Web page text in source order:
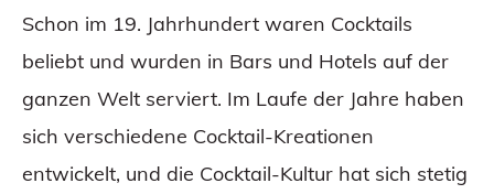
Schon im 19. Jahrhundert waren Cocktails
beliebt und wurden in Bars und Hotels auf der
ganzen Welt serviert. Im Laufe der Jahre haben
sich verschiedene Cocktail-Kreationen
entwickelt, und die Cocktail-Kultur hat sich stetig